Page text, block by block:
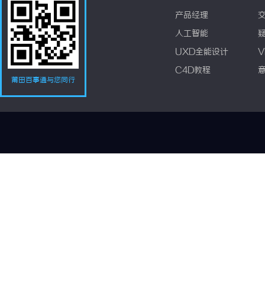
莆田百事通与您同行
产品经理
人工智能
UXD全能设计
C4D教程